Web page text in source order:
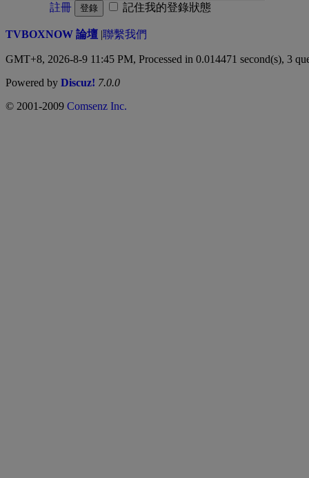
註冊
登錄 記住我的登錄狀態
TVBOXNOW 論壇 |聯繫我們
GMT+8, 2026-8-9 11:45 PM, Processed in 0.014471 second(s), 3
Powered by Discuz! 7.0.0
© 2001-2009 Comsenz Inc.